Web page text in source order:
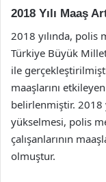
2018 Yılı Maaş
2018 yılında, polis
Türkiye Büyük
ile
maaşlarını
belirlenmiştir. 2018
yükselmesi, polis
çalışanlarının
olmuştur.